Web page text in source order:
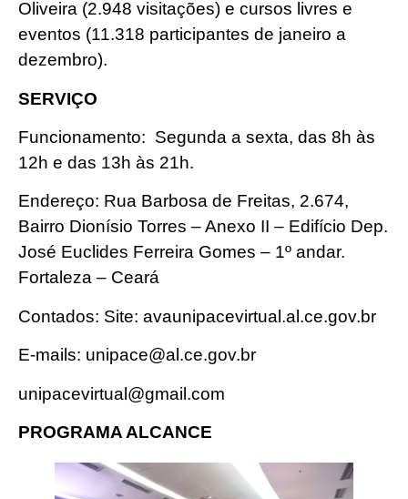
Oliveira (2.948 visitações) e cursos livres e
eventos (11.318 participantes de janeiro a
dezembro).
SERVIÇO
Funcionamento: Segunda a sexta, das 8h às
12h e das 13h às 21h.
Endereço: Rua Barbosa de Freitas, 2.674,
Bairro Dionísio Torres – Anexo II – Edifício Dep.
José Euclides Ferreira Gomes – 1º andar.
Fortaleza – Ceará
Contados: Site: avaunipacevirtual.al.ce.gov.br
E-mails: unipace@al.ce.gov.br
unipacevirtual@gmail.com
PROGRAMA ALCANCE